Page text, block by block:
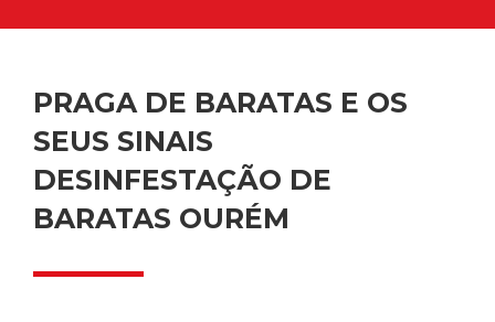
PRAGA DE BARATAS E OS
SEUS SINAIS
DESINFESTAÇÃO DE
BARATAS OURÉM